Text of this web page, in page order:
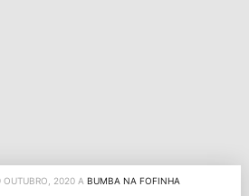
2020 A BUMBA NA FOFINHA